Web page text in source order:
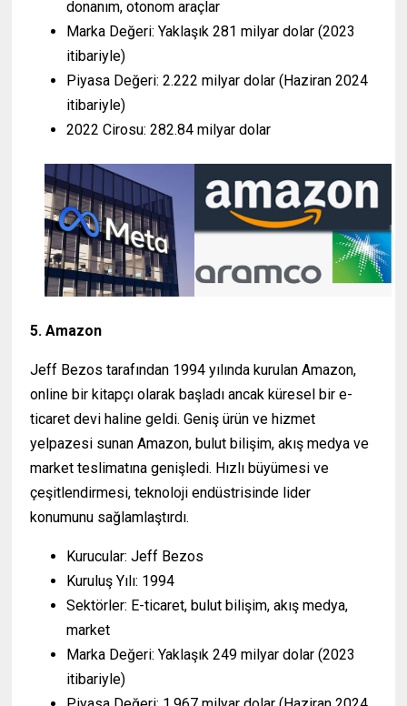
donanım, otonom araçlar
Marka Değeri: Yaklaşık 281 milyar dolar (2023
itibariyle)
Piyasa Değeri: 2.222 milyar dolar (Haziran 2024
itibariyle)
2022 Cirosu: 282.84 milyar dolar
5. Amazon
Jeff Bezos tarafından 1994 yılında kurulan Amazon,
online bir kitapçı olarak başladı ancak küresel bir e-
ticaret devi haline geldi. Geniş ürün ve hizmet
yelpazesi sunan Amazon, bulut bilişim, akış medya ve
market teslimatına genişledi. Hızlı büyümesi ve
çeşitlendirmesi, teknoloji endüstrisinde lider
konumunu sağlamlaştırdı.
Kurucular: Jeff Bezos
Kuruluş Yılı: 1994
Sektörler: E-ticaret, bulut bilişim, akış medya,
market
Marka Değeri: Yaklaşık 249 milyar dolar (2023
itibariyle)